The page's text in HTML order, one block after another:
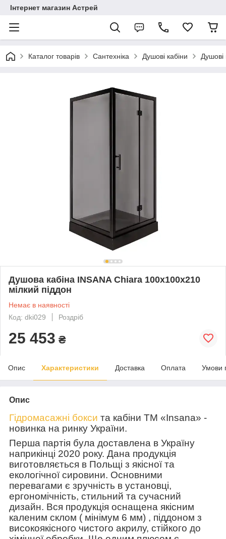
Інтернет магазин Астрей
Каталог товарів Сантехніка Душові кабіни Душові
Душова кабіна INSANA Chiara 100x100x210
мілкий піддон
Немає в наявності
Код: dki029
Роздріб
25 453 ₴
Опис Характеристики Доставка Оплата Умови
Опис
Гідромасажні бокси та кабіни ТМ «Insana» -
новинка на ринку України.
Перша партія була доставлена в Україну
наприкінці 2020 року. Дана продукція
виготовляється в Польщі з якісної та
екологічної сировини. Основними
перевагами є зручність в установці,
ергономічність, стильний та сучасний
дизайн. Вся продукція оснащена якісним
каленим склом ( мінімум 6 мм) , піддоном з
високоякісного чистого акрилу, стійкого до